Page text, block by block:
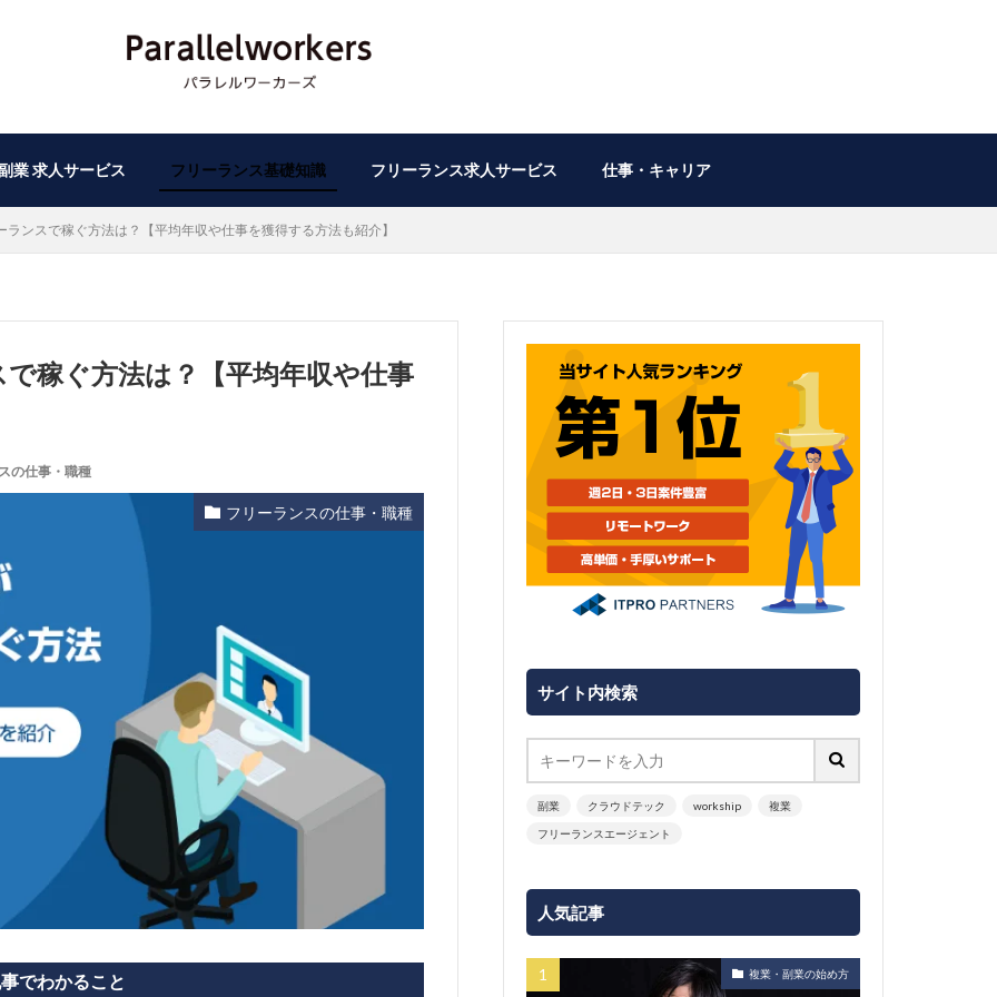
業 求人サービス フリーランス基礎知識 フリーランス求人サービス 仕事・キャリア
ランスで稼ぐ方法は？【平均年収や仕事を獲得する方法も紹介】
稼ぐ方法は？【平均年収や仕事
の仕事・職種
フリーランスの仕事・職種
でわかること
サイト内検索
副業 クラウドテック workship 複業
フリーランスエージェント
人気記事
複業・副業の始め方